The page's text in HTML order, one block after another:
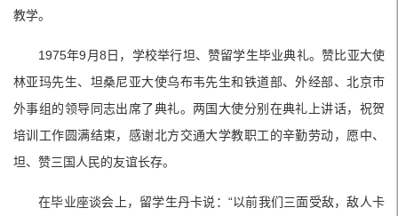
教学。
1975年9月8日，学校举行坦、赞留学生毕业典礼。赞比亚大使
林亚玛先生、坦桑尼亚大使乌布韦先生和铁道部、外经部、北京市
外事组的领导同志出席了典礼。两国大使分别在典礼上讲话，祝贺
培训工作圆满结束，感谢北方交通大学教职工的辛勤劳动，愿中、
坦、赞三国人民的友谊长存。
在毕业座谈会上，留学生丹卡说：“以前我们三面受敌，敌人卡